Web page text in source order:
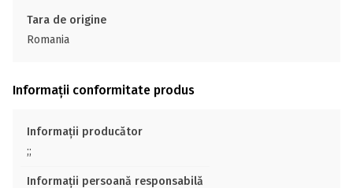
Tara de origine
Romania
Informații conformitate produs
Informații producător
;;
Informații persoană responsabilă